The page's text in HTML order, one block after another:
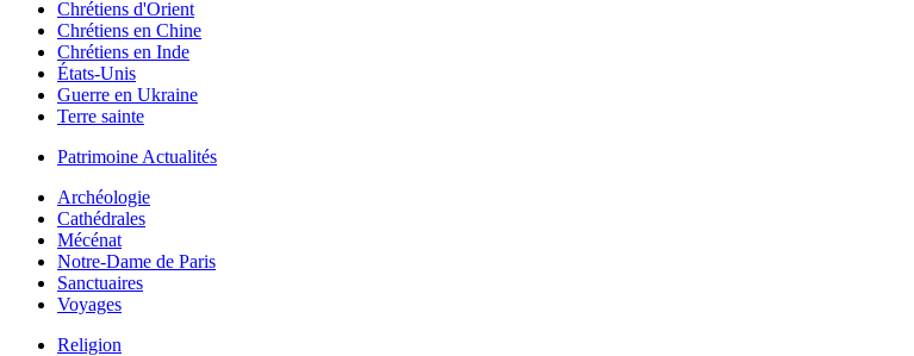
Chrétiens d'Orient
Chrétiens en Chine
Chrétiens en Inde
États-Unis
Guerre en Ukraine
Terre sainte
Patrimoine Actualités
Archéologie
Cathédrales
Mécénat
Notre-Dame de Paris
Sanctuaires
Voyages
Religion